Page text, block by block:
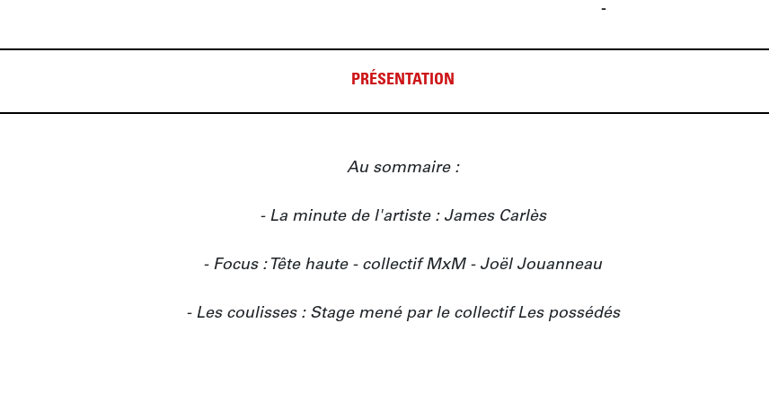
-
PRÉSENTATION
Au sommaire :
- La minute de l'artiste : James Carlès
- Focus : Tête haute - collectif MxM - Joël Jouanneau
- Les coulisses : Stage mené par le collectif Les possédés